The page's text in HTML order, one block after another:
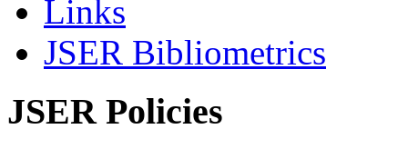
Links
JSER Bibliometrics
JSER Policies